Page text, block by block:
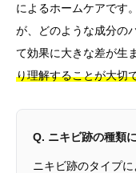
によるホームケアです
が、どのような成分の
て効果に大きな差が生
り理解することが大切
Q. ニキビ跡の種類
ニキビ跡のタイプ